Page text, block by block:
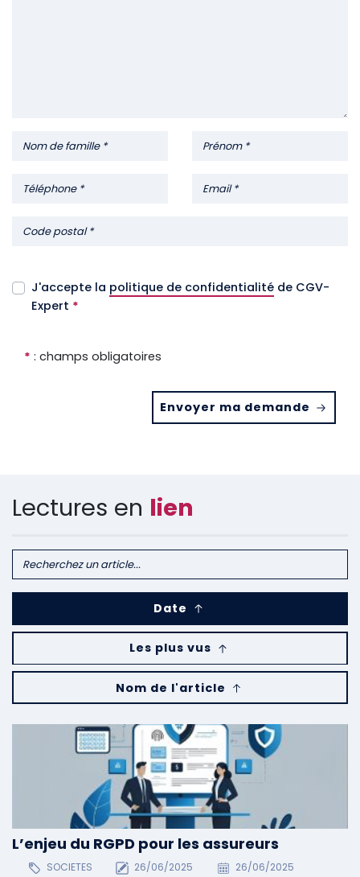
J'accepte la politique de confidentialité de CGV-
Expert *
* : champs obligatoires
Envoyer ma demande
Lectures en lien
Date
Les plus vus
Nom de l'article
L’enjeu du RGPD pour les assureurs
SOCIETES 26/06/2025
26/06/2025